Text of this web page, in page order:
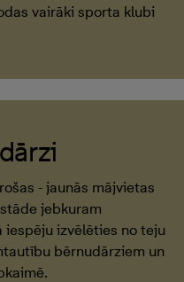
vairāki sporta klubi
- jaunās mājvietas
jebkuram
izvēlēties no teju
bērnudārziem un